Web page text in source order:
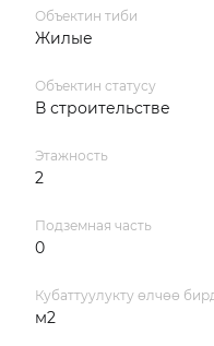
Объектин тиби
Жилые
Объектин статусу
В строительстве
Этажность
2
Подземная часть
0
Кубаттуулукту өлчөө
м2